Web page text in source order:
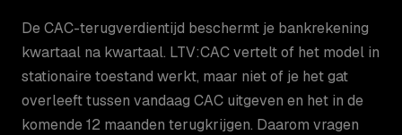
De CAC-terugverdientijd beschermt je bankrekening
kwartaal na kwartaal. LTV:CAC vertelt of het model in
stationaire toestand werkt, maar niet of je het gat
overleeft tussen vandaag CAC uitgeven en het in de
komende 12 maanden terugkrijgen. Daarom vragen